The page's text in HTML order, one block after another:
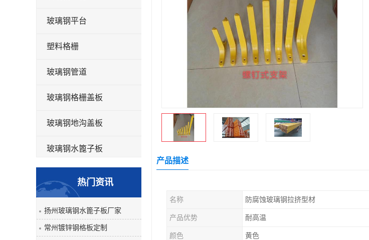
玻璃钢平台
塑料格栅
玻璃钢管道
玻璃钢格栅盖板
玻璃钢地沟盖板
玻璃钢水篦子板
玻璃钢平板
玻璃钢盖板
热门资讯
扬州玻璃钢水篦子板厂家
常州镀锌钢格板定制
产品描述
名称 防腐蚀玻璃钢拉挤型材
产品优势 耐高温
颜色 黄色